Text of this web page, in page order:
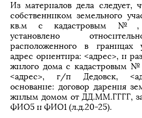
Из материалов дела следует,
собственником земельного
кв.м с кадастровым №,
установлено
расположенного в границах
адрес ориентира: <адрес>, и
жилого дома с кадастровым
<адрес>, г/п Дедовск,
основание: договор дарения
жилым домом от ДД.ММ.ГГГГ,
ФИО5 и ФИО1 (л.д.20-25).